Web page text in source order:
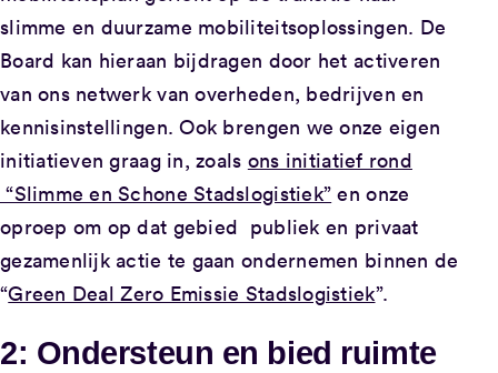
slimme en duurzame mobiliteitsoplossingen. De
Board kan hieraan bijdragen door het activeren
van ons netwerk van overheden, bedrijven en
kennisinstellingen. Ook brengen we onze eigen
initiatieven graag in, zoals ons initiatief rond
“Slimme en Schone Stadslogistiek” en onze
oproep om op dat gebied publiek en privaat
gezamenlijk actie te gaan ondernemen binnen de
“Green Deal Zero Emissie Stadslogistiek”.
2: Ondersteun en bied ruimte